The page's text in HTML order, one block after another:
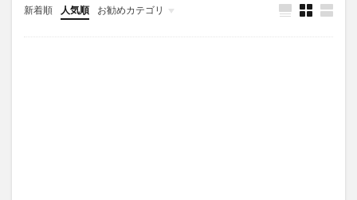
新着順 人気順 お勧めカテゴリ
陰謀論
怖い話
怖いスポット
謎•不思議
アニメ